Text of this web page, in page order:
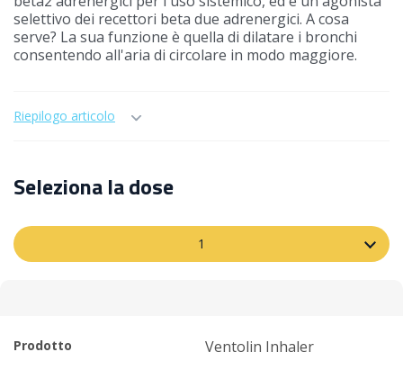
selettivo dei recettori beta due adrenergici. A cosa
serve? La sua funzione è quella di dilatare i bronchi
consentendo all'aria di circolare in modo maggiore.
Riepilogo articolo
Seleziona la dose
1
Prodotto Ventolin Inhaler